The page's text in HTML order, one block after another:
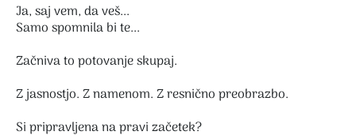
Ja, saj vem, da veš...
Samo spomnila bi te...
Začniva to potovanje skupaj.
Z jasnostjo. Z namenom. Z resnično preobrazbo.
Si pripravljena na pravi začetek?